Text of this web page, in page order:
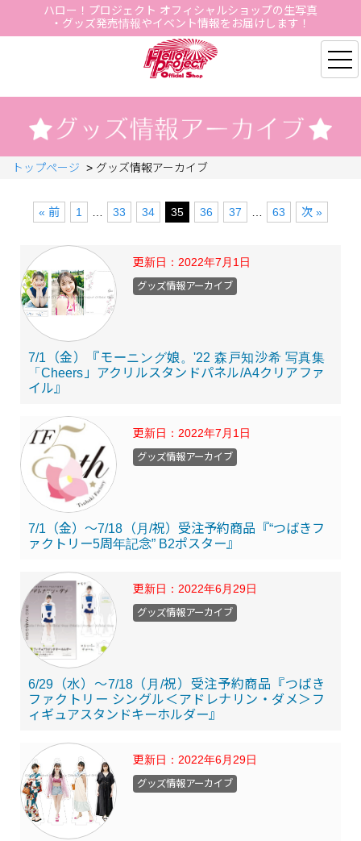
ハロー！プロジェクト オフィシャルショップの生写真
・グッズ発売情報やイベント情報をお届けします！
Hello Project Official
トップページ > グッズ情報アーカイブ
« 前 1 33 34 35 36 37 63 次 »
更新日： 2022年7月1日
7/1（金）『モーニング娘。'22 森戸知沙希 写真集
「Cheers」アクリルスタンドパネル/A4クリアファ
イル』
グッズ情報アーカイブ
更新日： 2022年7月1日
7/1（金）～7/18（月/祝）受注予約商品『“つばきフ
ァクトリー5周年記念” B2ポスター』
グッズ情報アーカイブ
更新日： 2022年6月29日
6/29（水）～7/18（月/祝）受注予約商品『つばき
ファクトリー シングル＜アドレナリン・ダメ＞フ
ィギュアスタンドキーホルダー』
グッズ情報アーカイブ
更新日： 2022年6月29日
グッズ情報アーカイブ